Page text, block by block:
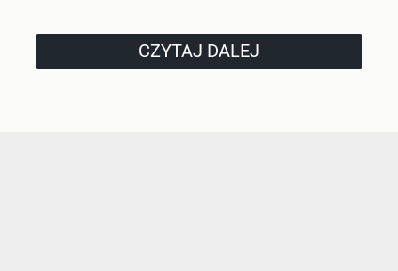
CZYTAJ DALEJ